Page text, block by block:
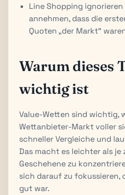
Line Shopping
annehmen, dass die
Quoten „der Markt"
Warum dieses
wichtig ist
Value-Wetten sind wichtig,
Wettanbieter-Markt voller
schneller Vergleiche und
Das macht es leichter als je
Geschehene zu
sich darauf zu fokussieren,
gut war.